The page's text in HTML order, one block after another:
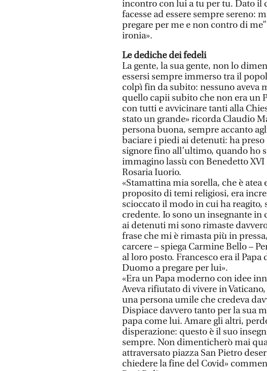
incontro con lui a tu per tu. Dato il
facesse ad essere sempre sereno:
pregare per me e non contro di
ironia».
Le dediche dei fedeli
La gente, la sua gente, non lo
essersi sempre immerso tra il
colpì fin da subito: nessuno aveva
quello capii subito che non era un
con tutti e avvicinare tanti alla
stato un grande» ricorda Claudio
persona buona, sempre accanto
baciare i piedi ai detenuti: ha
signore fino all’ultimo, quando ho
immagino lassù con Benedetto
Rosaria Iuorio.
«Stamattina mia sorella, che è
proposito di temi religiosi, era
scioccato il modo in cui ha reagito,
credente. Io sono un insegnante in
ai detenuti mi sono rimaste
frase che mi è rimasta più in
carcere – spiega Carmine Bello –
al loro posto. Francesco era il
Duomo a pregare per lui».
«Era un Papa moderno con idee
Aveva rifiutato di vivere in
una persona umile che credeva
Dispiace davvero tanto per la sua
papa come lui. Amare gli altri,
disperazione: questo è il suo
sempre. Non dimenticherò mai
attraversato piazza San Pietro
chiedere la fine del Covid»